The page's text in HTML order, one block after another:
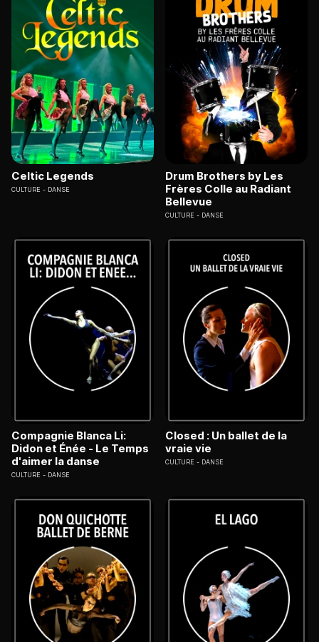
Celtic Legends
CULTURE DANSE
Drum Brothers by Les
Frères Colle au Radiant
Bellevue
CULTURE DANSE
Compagnie Blanca Li:
Didon et Énée - Le Temps
d'aimer la danse
CULTURE DANSE
Closed : Un ballet de la
vraie vie
CULTURE DANSE